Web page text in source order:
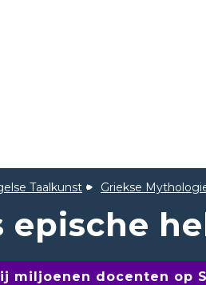
Taalkunst Griekse
epische
miljoenen docenten op